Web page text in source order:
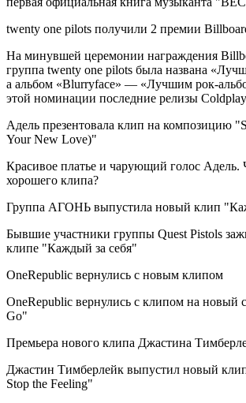
twenty one pilots получили 2 премии
На минувшей церемонии награждения
группа twenty one pilots была названа
а альбом «Blurryface» — «Лучшим рок-
этой номинации последние релизы
Адель презентовала клип на композицию
Your New Love)"
Красивое платье и чарующий голос
хорошего клипа?
Группа АГОНЬ выпустила новый клип
Бывшие участники группы Quest Pistols
клипе "Каждый за себя"
OneRepublic вернулись с новым клипом
OneRepublic вернулись с клипом на новый
Go"
Премьера нового клипа Джастина
Джастин Тимберлейк выпустил новый
Stop the Feeling"